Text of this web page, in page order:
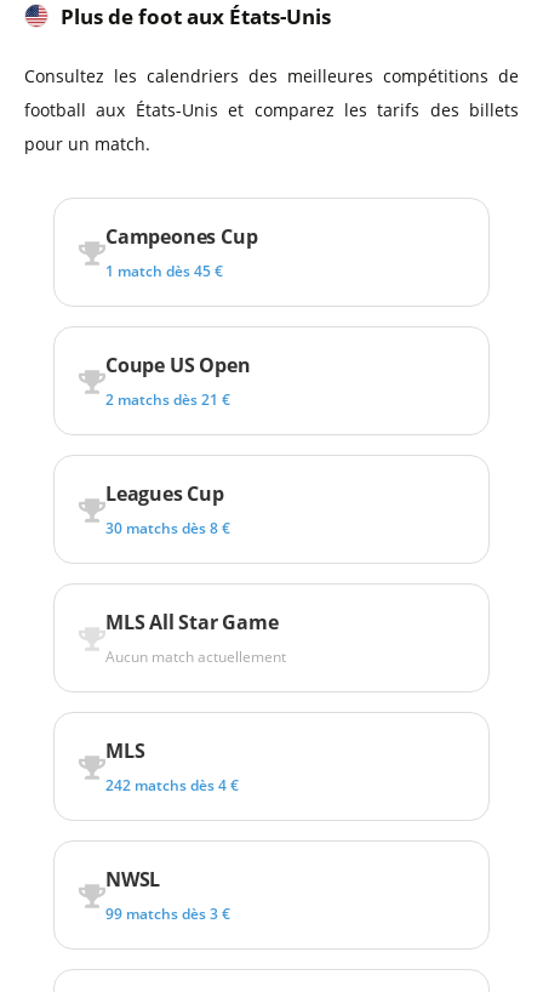
Plus de foot aux États-Unis
Consultez les calendriers des meilleures compétitions de
football aux États-Unis et comparez les tarifs des billets
pour un match.
Campeones Cup
1 match dès 45 €
Coupe US Open
2 matchs dès 21 €
Leagues Cup
30 matchs dès 8 €
MLS All Star Game
Aucun match actuellement
MLS
242 matchs dès 4 €
NWSL
99 matchs dès 3 €